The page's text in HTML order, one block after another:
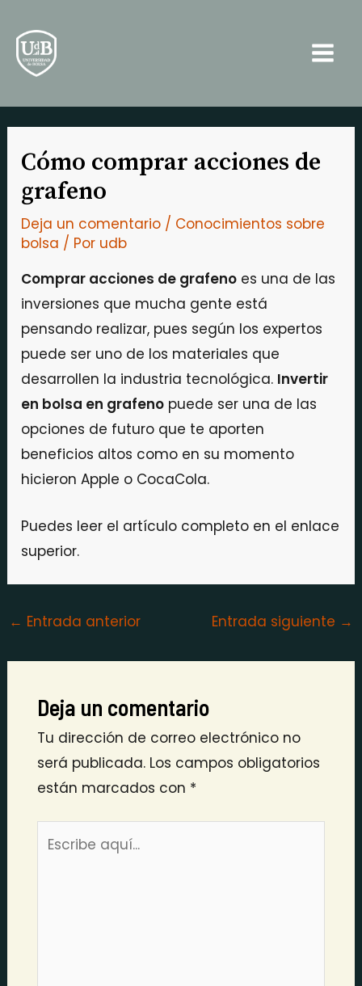
contenido
Cómo comprar acciones de
grafeno
Deja un comentario / Conocimientos sobre
bolsa / Por udb
Comprar acciones de grafeno es una de las
inversiones que mucha gente está
pensando realizar, pues según los expertos
puede ser uno de los materiales que
desarrollen la industria tecnológica. Invertir
en bolsa en grafeno puede ser una de las
opciones de futuro que te aporten
beneficios altos como en su momento
hicieron Apple o CocaCola.
Puedes leer el artículo completo en el enlace
superior.
de
entradas
← Entrada anterior Entrada siguiente →
Deja un comentario
Tu dirección de correo electrónico no
será publicada. Los campos obligatorios
están marcados con *